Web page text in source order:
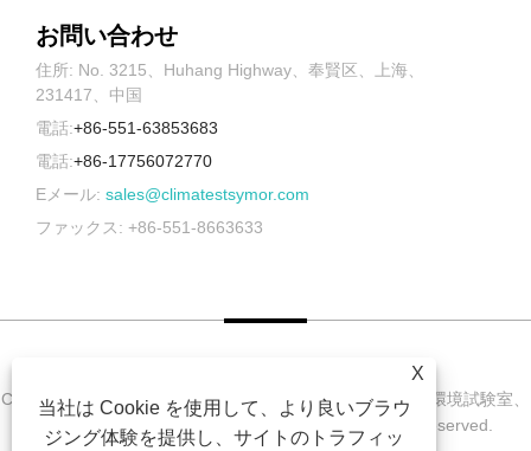
お問い合わせ
住所: No. 3215、Huhang Highway、奉賢区、上海、
231417、中国
電話:+86-551-63853683
電話:+86-17756072770
Eメール: sales@climatestsymor.com
ファックス: +86-551-8663633
Copyright © 2022 Symor Instrument Equipment Co., Ltd. 環境試験室、
電子乾燥キャビネット、促進耐候試験室 All Rights Reserved.
X
当社は Cookie を使用して、より良いブラウ
ジング体験を提供し、サイトのトラフィッ